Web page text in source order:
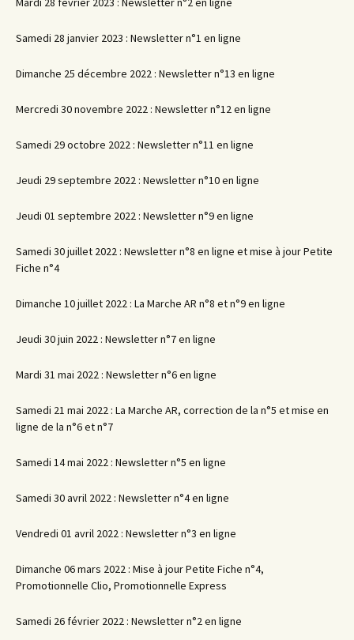
Samedi 28 janvier 2023 : Newsletter n°1 en ligne
Dimanche 25 décembre 2022 : Newsletter n°13 en ligne
Mercredi 30 novembre 2022 : Newsletter n°12 en ligne
Samedi 29 octobre 2022 : Newsletter n°11 en ligne
Jeudi 29 septembre 2022 : Newsletter n°10 en ligne
Jeudi 01 septembre 2022 : Newsletter n°9 en ligne
Samedi 30 juillet 2022 : Newsletter n°8 en ligne et mise à jour Petite
Fiche n°4
Dimanche 10 juillet 2022 : La Marche AR n°8 et n°9 en ligne
Jeudi 30 juin 2022 : Newsletter n°7 en ligne
Mardi 31 mai 2022 : Newsletter n°6 en ligne
Samedi 21 mai 2022 : La Marche AR, correction de la n°5 et mise en
ligne de la n°6 et n°7
Samedi 14 mai 2022 : Newsletter n°5 en ligne
Samedi 30 avril 2022 : Newsletter n°4 en ligne
Vendredi 01 avril 2022 : Newsletter n°3 en ligne
Dimanche 06 mars 2022 : Mise à jour Petite Fiche n°4,
Promotionnelle Clio, Promotionnelle Express
Samedi 26 février 2022 : Newsletter n°2 en ligne